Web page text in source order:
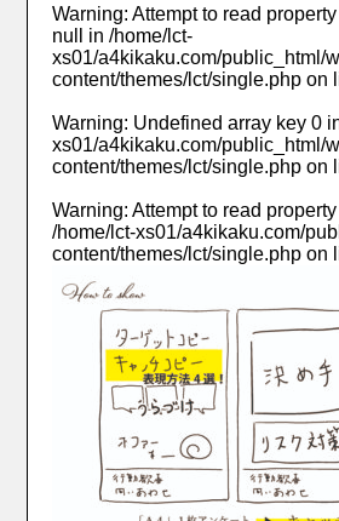
Warning: Attempt to read
null in/home/lct-
xs01/a4kikaku.com/public_html/
content/themes/lct/single.php on
Warning: Undefined array key 0
xs01/a4kikaku.com/public_html/
content/themes/lct/single.php on
Warning: Attempt to read
/home/lct-xs01/a4kikaku.com/
content/themes/lct/single.php on